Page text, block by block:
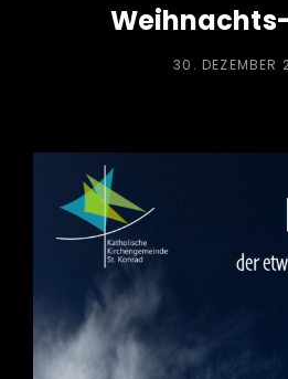
POSTED
30. DEZEMBER